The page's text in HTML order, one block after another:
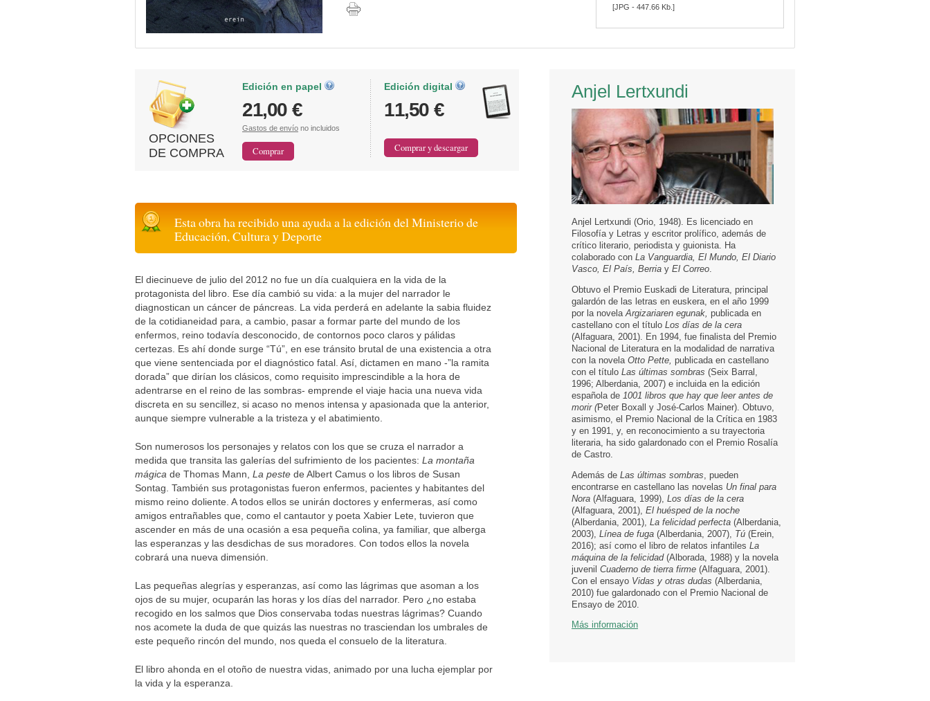
[JPG - 447.66 Kb.]
OPCIONES
DE COMPRA
Edición en papel
21,00 €
Gastos de envío no incluidos
Edición digital
11,50 €
Esta obra ha recibido una ayuda a la edición del Ministerio de
Educación, Cultura y Deporte
El diecinueve de julio del 2012 no fue un día cualquiera en la vida de la
protagonista del libro. Ese día cambió su vida: a la mujer del narrador le
diagnostican un cáncer de páncreas. La vida perderá en adelante la sabia fluidez
de la cotidianeidad para, a cambio, pasar a formar parte del mundo de los
enfermos, reino todavía desconocido, de contornos poco claros y pálidas
certezas. Es ahí donde surge “Tú”, en ese tránsito brutal de una existencia a otra
que viene sentenciada por el diagnóstico fatal. Así, dictamen en mano -”la ramita
dorada” que dirían los clásicos, como requisito imprescindible a la hora de
adentrarse en el reino de las sombras- emprende el viaje hacia una nueva vida
discreta en su sencillez, si acaso no menos intensa y apasionada que la anterior,
aunque siempre vulnerable a la tristeza y el abatimiento.
Son numerosos los personajes y relatos con los que se cruza el narrador a
medida que transita las galerías del sufrimiento de los pacientes: La montaña
mágica de Thomas Mann, La peste de Albert Camus o los libros de Susan
Sontag. También sus protagonistas fueron enfermos, pacientes y habitantes del
mismo reino doliente. A todos ellos se unirán doctores y enfermeras, así como
amigos entrañables que, como el cantautor y poeta Xabier Lete, tuvieron que
ascender en más de una ocasión a esa pequeña colina, ya familiar, que alberga
las esperanzas y las desdichas de sus moradores. Con todos ellos la novela
cobrará una nueva dimensión.
Las pequeñas alegrías y esperanzas, así como las lágrimas que asoman a los
ojos de su mujer, ocuparán las horas y los días del narrador. Pero ¿no estaba
recogido en los salmos que Dios conservaba todas nuestras lágrimas? Cuando
nos acomete la duda de que quizás las nuestras no trasciendan los umbrales de
este pequeño rincón del mundo, nos queda el consuelo de la literatura.
El libro ahonda en el otoño de nuestra vidas, animado por una lucha ejemplar por
la vida y la esperanza.
Anjel Lertxundi
Anjel Lertxundi (Orio, 1948). Es licenciado en
Filosofía y Letras y escritor prolífico, además de
crítico literario, periodista y guionista. Ha
colaborado con La Vanguardia, El Mundo, El Diario
Vasco, El País, Berria y El Correo.
Obtuvo el Premio Euskadi de Literatura, principal
galardón de las letras en euskera, en el año 1999
por la novela Argizariaren egunak, publicada en
castellano con el título Los días de la cera
(Alfaguara, 2001). En 1994, fue finalista del Premio
Nacional de Literatura en la modalidad de narrativa
con la novela Otto Pette, publicada en castellano
con el título Las últimas sombras (Seix Barral,
1996; Alberdania, 2007) e incluida en la edición
española de 1001 libros que hay que leer antes de
morir (Peter Boxall y José-Carlos Mainer). Obtuvo,
asimismo, el Premio Nacional de la Crítica en 1983
y en 1991, y, en reconocimiento a su trayectoria
literaria, ha sido galardonado con el Premio Rosalía
de Castro.
Además de Las últimas sombras , pueden
encontrarse en castellano las novelas Un final para
Nora (Alfaguara, 1999), Los días de la cera
(Alfaguara, 2001), El huésped de la noche
(Alberdania, 2001), La felicidad perfecta (Alberdania,
2003), Línea de fuga (Alberdania, 2007), Tú (Erein,
2016); así como el libro de relatos infantiles La
máquina de la felicidad (Alborada, 1988) y la novela
juvenil Cuaderno de tierra firme (Alfaguara, 2001).
Con el ensayo Vidas y otras dudas (Alberdania,
2010) fue galardonado con el Premio Nacional de
Ensayo de 2010.
Más información